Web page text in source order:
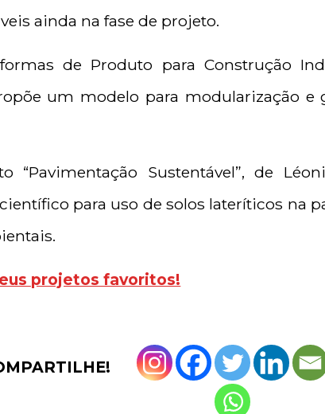
ainda na fase de projeto.
de Produto para Construção
um modelo para modularização e
“Pavimentação Sustentável”, de
para uso de solos lateríticos na
projetos favoritos!